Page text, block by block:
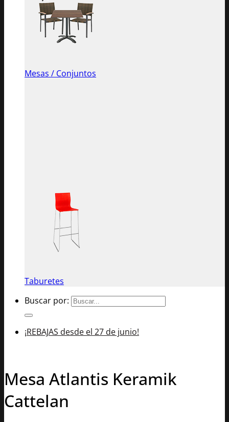
Mesas / Conjuntos
Taburetes
Buscar por:
¡REBAJAS desde el 27 de junio!
Mesa Atlantis Keramik
Cattelan